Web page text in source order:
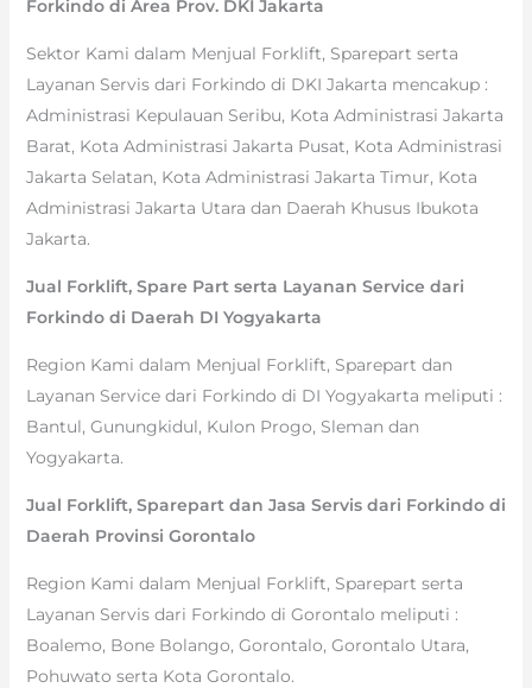
Forkindo di Area Prov. DKI Jakarta
Sektor Kami dalam Menjual Forklift, Sparepart serta
Layanan Servis dari Forkindo di DKI Jakarta mencakup :
Administrasi Kepulauan Seribu, Kota Administrasi Jakarta
Barat, Kota Administrasi Jakarta Pusat, Kota Administrasi
Jakarta Selatan, Kota Administrasi Jakarta Timur, Kota
Administrasi Jakarta Utara dan Daerah Khusus Ibukota
Jakarta.
Jual Forklift, Spare Part serta Layanan Service dari
Forkindo di Daerah DI Yogyakarta
Region Kami dalam Menjual Forklift, Sparepart dan
Layanan Service dari Forkindo di DI Yogyakarta meliputi :
Bantul, Gunungkidul, Kulon Progo, Sleman dan
Yogyakarta.
Jual Forklift, Sparepart dan Jasa Servis dari Forkindo di
Daerah Provinsi Gorontalo
Region Kami dalam Menjual Forklift, Sparepart serta
Layanan Servis dari Forkindo di Gorontalo meliputi :
Boalemo, Bone Bolango, Gorontalo, Gorontalo Utara,
Pohuwato serta Kota Gorontalo.